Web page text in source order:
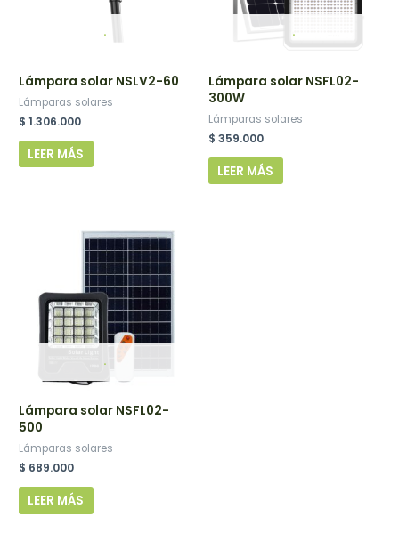
.
Lámpara solar NSLV2-60
Lámparas solares
$ 1.306.000
LEER MÁS
.
Lámpara solar NSFL02-
300W
Lámparas solares
$ 359.000
LEER MÁS
.
Lámpara solar NSFL02-
500
Lámparas solares
$ 689.000
LEER MÁS